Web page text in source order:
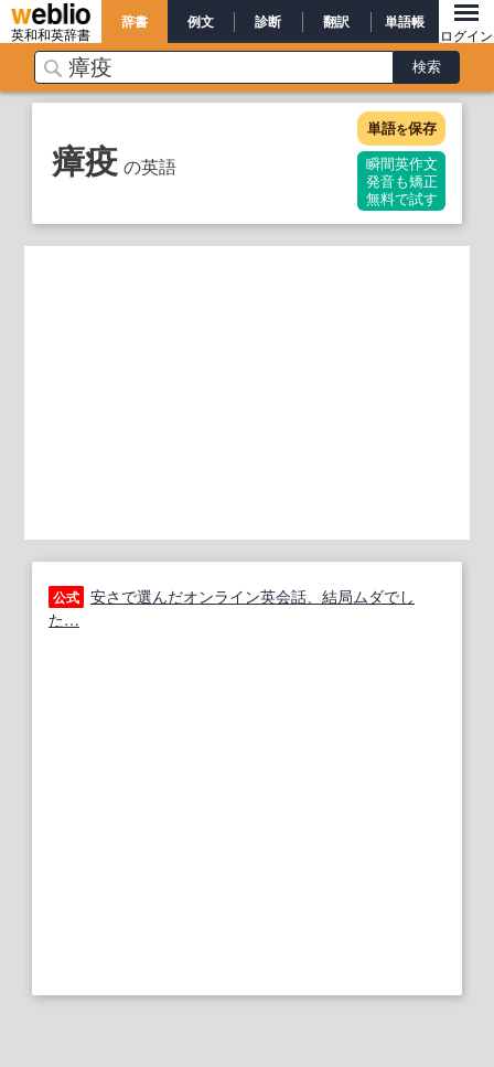
英和和英辞書
辞書 例文 診断 翻訳 単語帳
ログイン
瘴疫 の英語
単語を保存
瞬間英作文
発音も矯正
無料で試す
公式 安さで選んだオンライン英会話、結局ムダでし
た…